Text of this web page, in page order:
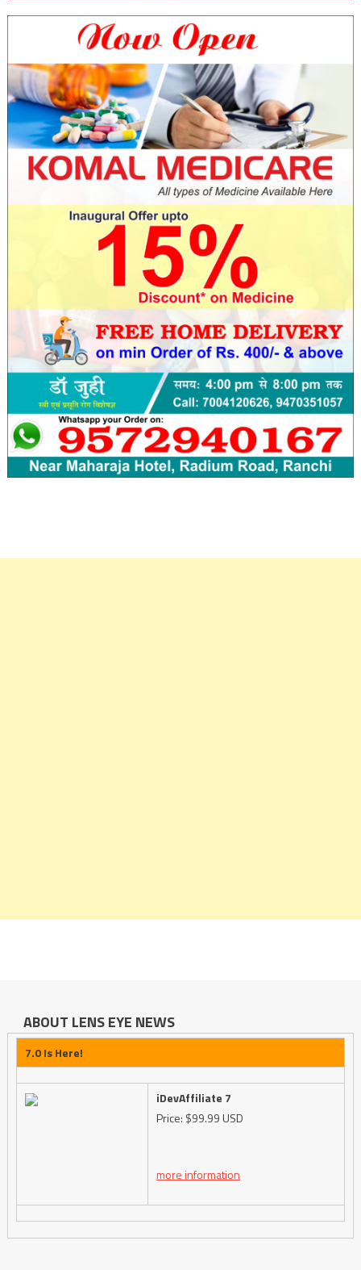
ABOUT LENS EYE NEWS
7.0 Is Here!
iDevAffiliate 7
Price: $99.99 USD
more information